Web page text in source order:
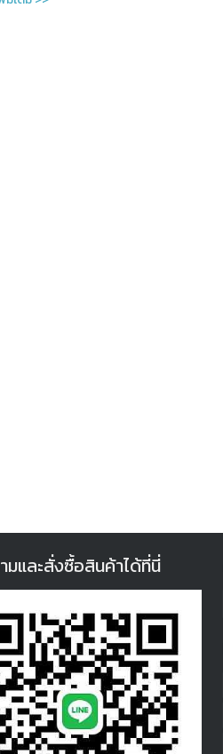
มและสั่งซื้อสินค้าได้ที่นี่